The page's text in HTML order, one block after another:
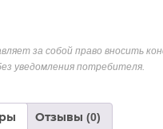
за собой право вносить
уведомления потребителя.
Отзывы (0)